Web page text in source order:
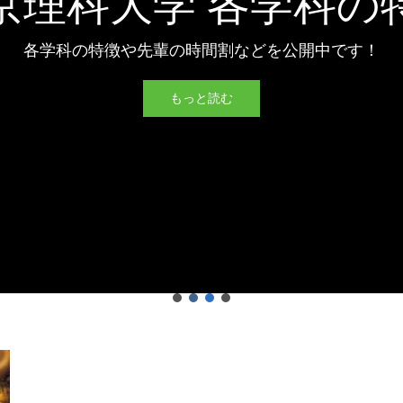
各学科の特徴や先輩の時間割などを公開中です！
もっと読む
公開中！
合格者最低点の推移を公開中です。